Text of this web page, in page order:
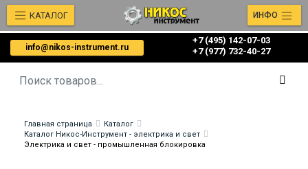
info@nikos-instrument.ru
+7 (495) 142-07-03
‎‎+7 (977) 732-40-27
КАТАЛОГ ИНФО
Главная страница
Каталог
Каталог Никос-Инструмент - электрика и свет
Электрика и свет - промышленная блокировка